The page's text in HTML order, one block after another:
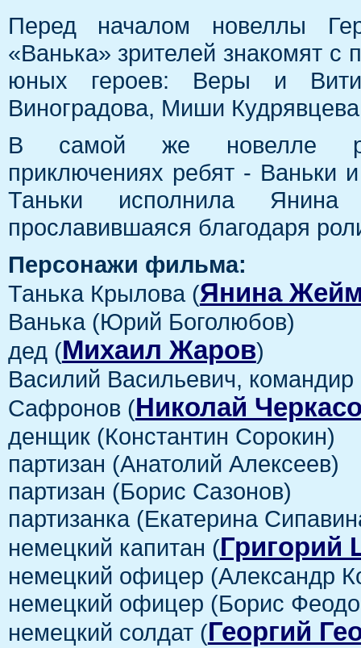
Перед началом новеллы
«Ванька» зрителей знакомят с
юных героев: Веры и
Виноградова, Миши
В самой же новелле
приключениях ребят - Ваньки
Таньки исполнила
прославившаяся благодаря
Персонажи фильма:
Танька Крылова (Янина
Ванька (Юрий Боголюбов)
дед (Михаил Жаров)
Василий Васильевич, командир
Сафронов (Николай
денщик (Константин Сорокин)
партизан (Анатолий Алексеев)
партизан (Борис Сазонов)
партизанка (Екатерина
немецкий капитан (Григорий
немецкий офицер (Александр
немецкий офицер (Борис
немецкий солдат (Георгий